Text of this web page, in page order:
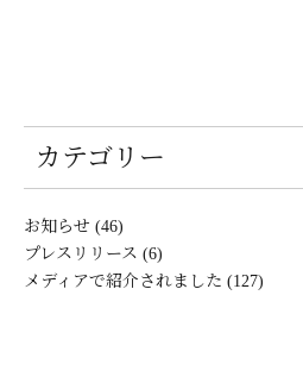
カテゴリー
お知らせ (46)
プレスリリース (6)
メディアで紹介されました (127)